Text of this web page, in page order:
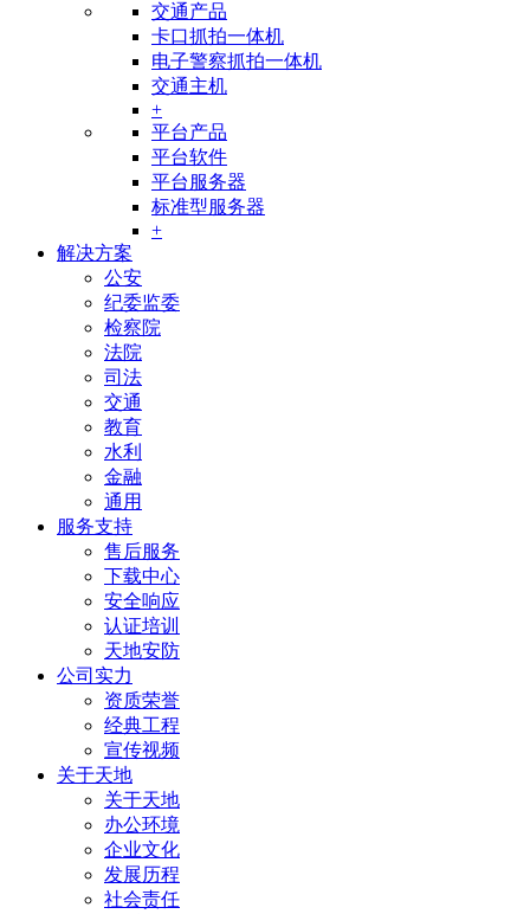
交通产品
卡口抓拍一体机
电子警察抓拍一体机
交通主机
+
平台产品
平台软件
平台服务器
标准型服务器
+
解决方案
公安
纪委监委
检察院
法院
司法
交通
教育
水利
金融
通用
服务支持
售后服务
下载中心
安全响应
认证培训
天地安防
公司实力
资质荣誉
经典工程
宣传视频
关于天地
关于天地
办公环境
企业文化
发展历程
社会责任